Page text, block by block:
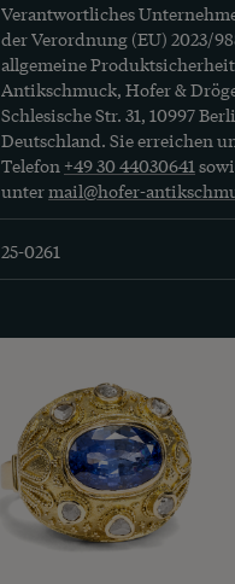
Verantwortliches
der Verordnung (EU) 2023/
allgemeine
Antikschmuck, Hofer &
Schlesische Str. 31, 10997
Deutschland. Sie erreichen
Telefon +49 30 44030641
untermail@hofer-
25-0261